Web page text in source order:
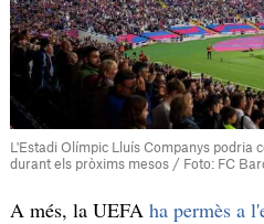
L'Estadi Olímpic Lluís Companys podria
durant els pròxims mesos / Foto: FC
A més, la UEFAha permès a